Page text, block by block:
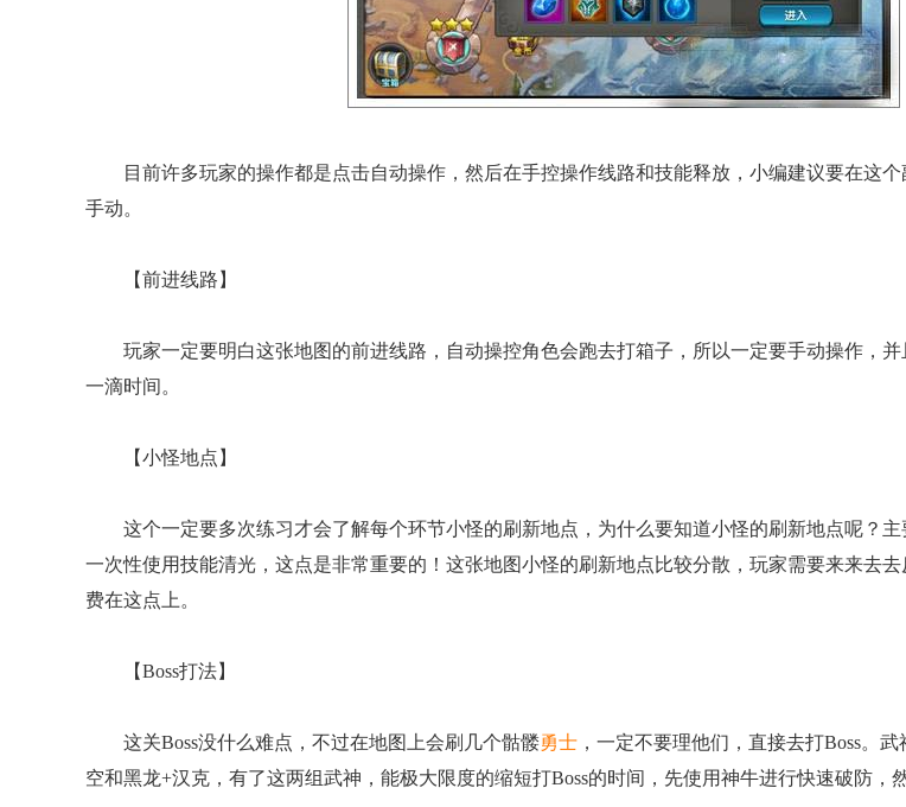
目前许多玩家的操作都是点击自动操作，然后在手控操作线路和技能释放，小编建议要在这个
手动。
【前进线路】
玩家一定要明白这张地图的前进线路，自动操控角色会跑去打箱子，所以一定要手动操作，并
一滴时间。
【小怪地点】
这个一定要多次练习才会了解每个环节小怪的刷新地点，为什么要知道小怪的刷新地点呢？主
一次性使用技能清光，这点是非常重要的！这张地图小怪的刷新地点比较分散，玩家需要来来去
费在这点上。
【Boss打法】
这关Boss没什么难点，不过在地图上会刷几个骷髅勇士 ，一定不要理他们，直接去打Boss。
空和黑龙+汉克，有了这两组武神，能极大限度的缩短打Boss的时间，先使用神牛进行快速破防，